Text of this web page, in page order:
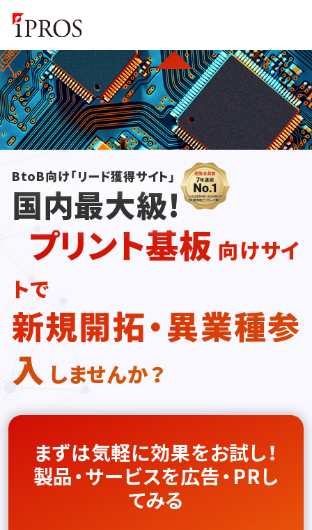
BtoB向け「リード獲得サイト」
国内最大級!
プリント基板 向けサイ
トで
新規開拓・異業種参
入 しませんか？
まずは気軽に効果をお試し！
製品・サービスを広告・PRし
てみる